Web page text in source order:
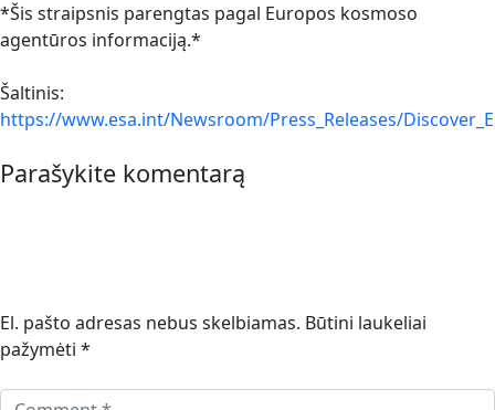
*Šis straipsnis parengtas pagal Europos kosmoso
agentūros informaciją.*
Šaltinis:
https://www.esa.int/Newsroom/Press_Releases/
Parašykite komentarą
El. pašto adresas nebus skelbiamas. Būtini laukeliai
pažymėti *